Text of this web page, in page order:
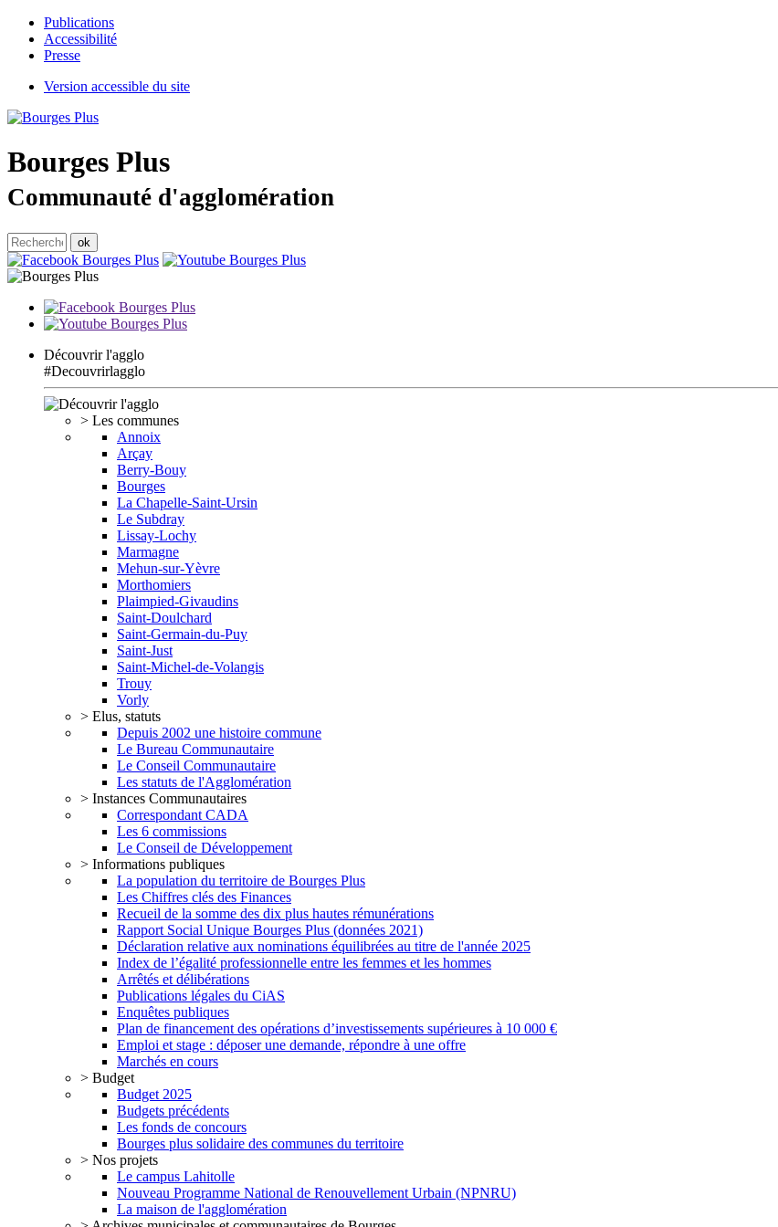
Publications
Accessibilité
Presse
Version accessible du site
Bourges Plus
Communauté d'agglomération
Découvrir l'agglo
#Decouvrirlagglo
> Les communes
Annoix
Arçay
Berry-Bouy
Bourges
La Chapelle-Saint-Ursin
Le Subdray
Lissay-Lochy
Marmagne
Mehun-sur-Yèvre
Morthomiers
Plaimpied-Givaudins
Saint-Doulchard
Saint-Germain-du-Puy
Saint-Just
Saint-Michel-de-Volangis
Trouy
Vorly
> Elus, statuts
Depuis 2002 une histoire commune
Le Bureau Communautaire
Le Conseil Communautaire
Les statuts de l'Agglomération
> Instances Communautaires
Correspondant CADA
Les 6 commissions
Le Conseil de Développement
> Informations publiques
La population du territoire de Bourges Plus
Les Chiffres clés des Finances
Recueil de la somme des dix plus hautes rémunérations
Rapport Social Unique Bourges Plus (données 2021)
Déclaration relative aux nominations équilibrées au titre de l'année 2025
Index de l’égalité professionnelle entre les femmes et les hommes
Arrêtés et délibérations
Publications légales du CiAS
Enquêtes publiques
Plan de financement des opérations d’investissements supérieures à 10 000 €
Emploi et stage : déposer une demande, répondre à une offre
Marchés en cours
> Budget
Budget 2025
Budgets précédents
Les fonds de concours
Bourges plus solidaire des communes du territoire
> Nos projets
Le campus Lahitolle
Nouveau Programme National de Renouvellement Urbain (NPNRU)
La maison de l'agglomération